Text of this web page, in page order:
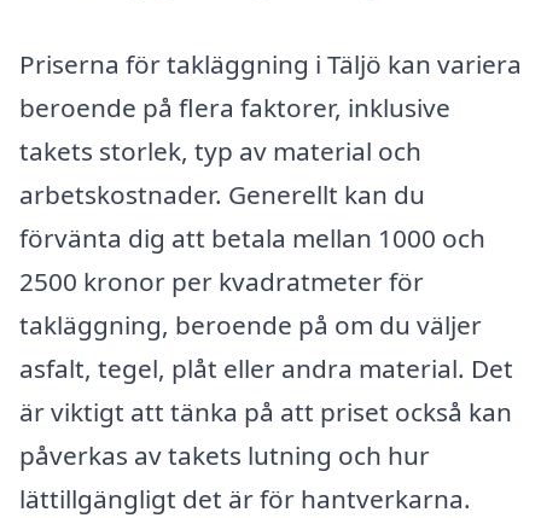
Priserna för takläggning i Täljö kan variera
beroende på flera faktorer, inklusive
takets storlek, typ av material och
arbetskostnader. Generellt kan du
förvänta dig att betala mellan 1000 och
2500 kronor per kvadratmeter för
takläggning, beroende på om du väljer
asfalt, tegel, plåt eller andra material. Det
är viktigt att tänka på att priset också kan
påverkas av takets lutning och hur
lättillgängligt det är för hantverkarna.